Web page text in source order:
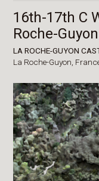
16th-17th C
Roche-Guyon
LA ROCHE-GUYON
La Roche-Guyon,